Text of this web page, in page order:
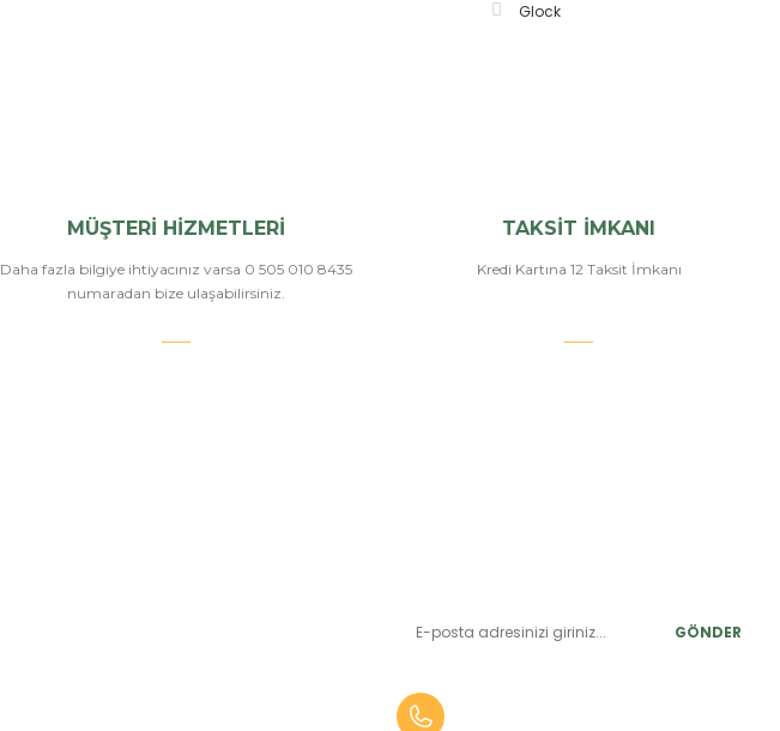
Glock
MÜŞTERİ HİZMETLERİ
Daha fazla bilgiye ihtiyacınız varsa 0 505 010 8435
numaradan bize ulaşabilirsiniz.
TAKSİT İMKANI
Kredi Kartına 12 Taksit İmkanı
GÖNDER